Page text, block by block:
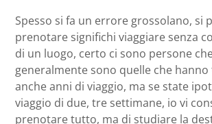
Spesso si fa un errore grossolano, si
prenotare significhi viaggiare senza
di un luogo, certo ci sono persone
generalmente sono quelle che
anche anni di viaggio, ma se state
viaggio di due, tre settimane, io vi
prenotare tutto, ma di studiare la